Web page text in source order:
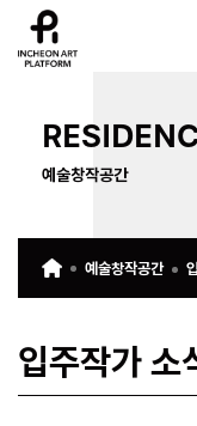
예술창작공간
예술창작공간
입주작가 소